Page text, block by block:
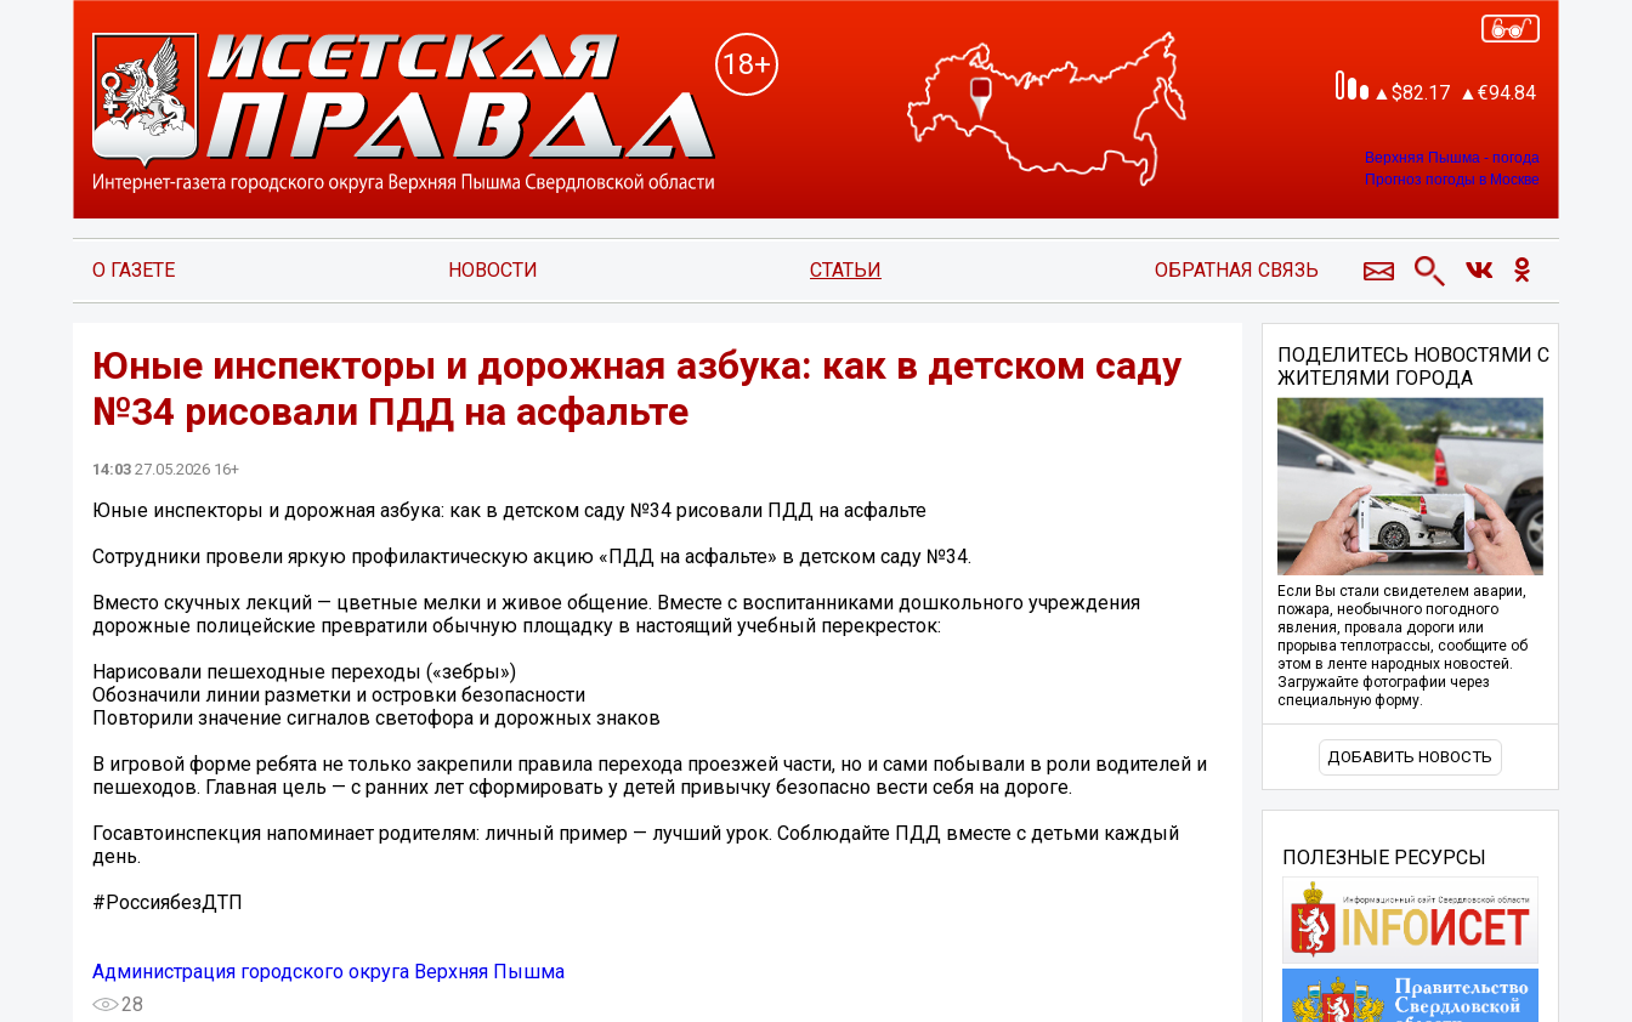
18+
82.17 94.84
Верхняя Пышма - погода
Прогноз погоды в Москве
О ГАЗЕТЕ НОВОСТИ СТАТЬИ ОБРАТНАЯ СВЯЗЬ
Юные инспекторы и дорожная азбука: как в детском саду
№34 рисовали ПДД на асфальте
14:03 27.05.2026 16+
Юные инспекторы и дорожная азбука: как в детском саду №34 рисовали ПДД на асфальте
Сотрудники провели яркую профилактическую акцию «ПДД на асфальте» в детском саду №34.
Вместо скучных лекций — цветные мелки и живое общение. Вместе с воспитанниками дошкольного учреждения
дорожные полицейские превратили обычную площадку в настоящий учебный перекресток:
Нарисовали пешеходные переходы («зебры»)
Обозначили линии разметки и островки безопасности
Повторили значение сигналов светофора и дорожных знаков
В игровой форме ребята не только закрепили правила перехода проезжей части, но и сами побывали в роли водителей и
пешеходов. Главная цель — с ранних лет сформировать у детей привычку безопасно вести себя на дороге.
Госавтоинспекция напоминает родителям: личный пример — лучший урок. Соблюдайте ПДД вместе с детьми каждый
день.
#РоссиябезДТП
Администрация городского округа Верхняя Пышма
28
ПОДЕЛИТЕСЬ НОВОСТЯМИ С
ЖИТЕЛЯМИ ГОРОДА
Если Вы стали свидетелем аварии,
пожара, необычного погодного
явления, провала дороги или
прорыва теплотрассы, сообщите об
этом в ленте народных новостей.
Загружайте фотографии через
специальную форму.
ДОБАВИТЬ НОВОСТЬ
ПОЛЕЗНЫЕ РЕСУРСЫ